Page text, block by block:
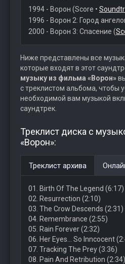
1994 - Ворон (Score •
1996 - Ворон 2: Город
2000 - Ворон 3: Спасение (
Ниже представлены все
которые входят в этот
музыку из фильма «Ворон»
с треклистом альбома, чтобы
необходимой вам музыкой
саундтрек.
Треклист диска с
«Ворон»:
Треклист архива
01. Birth Of The Legend (6:17)
02. Resurrection (2:10)
03. The Crow Descends (2:31)
04. Remembrance (2:55)
05. Rain Forever (2:32)
06. Her Eyes… So Inncocent
07. Tracking The Prey (3:36)
08. Pain And Retribution (2:34)